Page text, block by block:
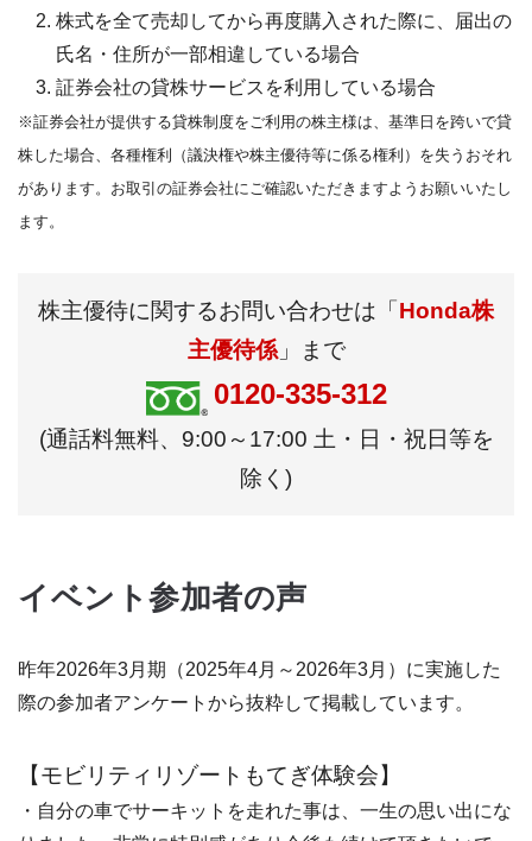
株式を全て売却してから再度購入された際に、届出の
氏名・住所が一部相違している場合
証券会社の貸株サービスを利用している場合
※証券会社が提供する貸株制度をご利用の株主様は、基準日を跨いで貸
株した場合、各種権利（議決権や株主優待等に係る権利）を失うおそれ
があります。お取引の証券会社にご確認いただきますようお願いいたし
ます。
株主優待に関するお問い合わせは「 Honda株
主優待係」まで
0120-335-312
(通話料無料、9:00～17:00 土・日・祝日等を
除く)
イベント参加者の声
昨年2026年3月期（2025年4月～2026年3月）に実施した
際の参加者アンケートから抜粋して掲載しています。
【モビリティリゾートもてぎ体験会】
・自分の車でサーキットを走れた事は、一生の思い出にな